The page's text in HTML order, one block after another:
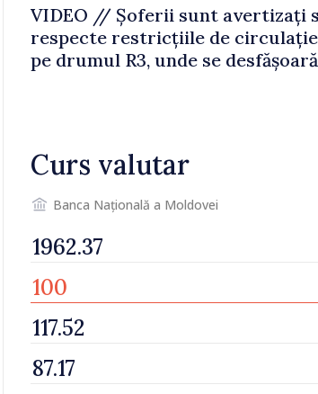
VIDEO // Șoferii sunt avertizați
respecte restricțiile de circulație
pe drumul R3, unde se desfășoară
Curs valutar
Banca Națională a Moldovei